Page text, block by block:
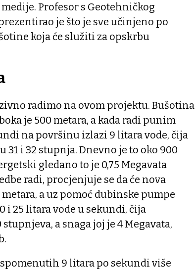
Profesor s Geotehničkog
je što je sve učinjeno po
koja će služiti za opskrbu
radimo na ovom projektu. Bušotina
je 500 metara, a kada radi punim
na površinu izlazi 9 litara vode, čija
i 32 stupnja. Dnevno je to oko 900
gledano to je 0,75 Megavata
radi, procjenjuje se da će nova
a uz pomoć dubinske pumpe
i 25 litara vode u sekundi, čija
a snaga joj je 4 Megavata,
spomenutih 9 litara po sekundi više